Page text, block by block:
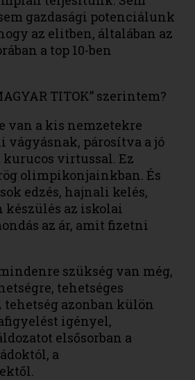
gazdasági potenciálunk
az elitben, általában az
a top 10-ben
TITOK” szerintem?
van a kis nemzetekre
párosítva a jó
virtussal. Ez
olimpikonjainkban. És
edzés, hajnali kelés,
készülés az iskolai
az ár, amit fizetni
szükség van még,
tehetséges
tehetség azonban külön
igényel,
elsősorban a
a